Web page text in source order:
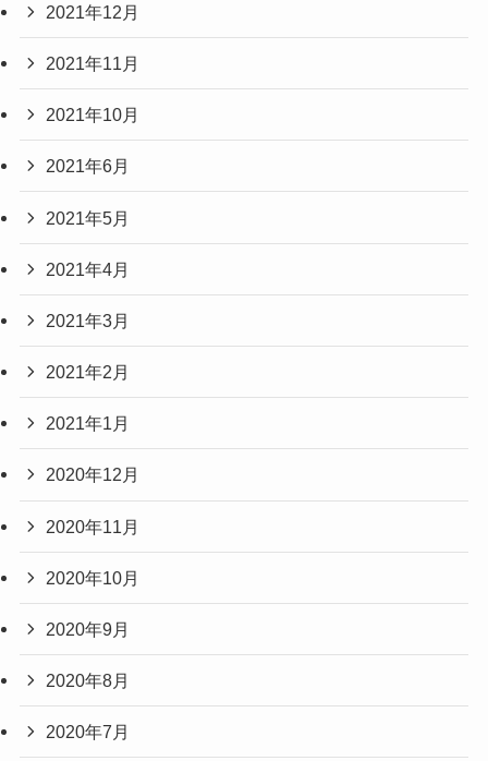
2021年12月
2021年11月
2021年10月
2021年6月
2021年5月
2021年4月
2021年3月
2021年2月
2021年1月
2020年12月
2020年11月
2020年10月
2020年9月
2020年8月
2020年7月